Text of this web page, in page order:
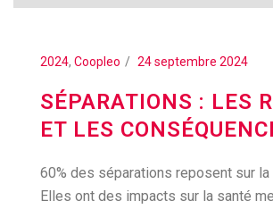
2024, Coopleo 24 septembre 2024
SÉPARATIONS : LES
ET LES
60% des séparations reposent sur
Elles ont des impacts sur la santé